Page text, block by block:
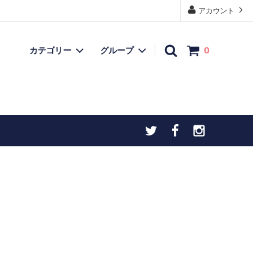
アカウント
0
カテゴリー
忍者ダーツ・手裏剣ダーツ
グループ
チトセオリジナル製品